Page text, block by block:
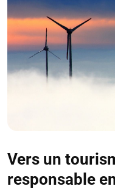
Vers un
responsable